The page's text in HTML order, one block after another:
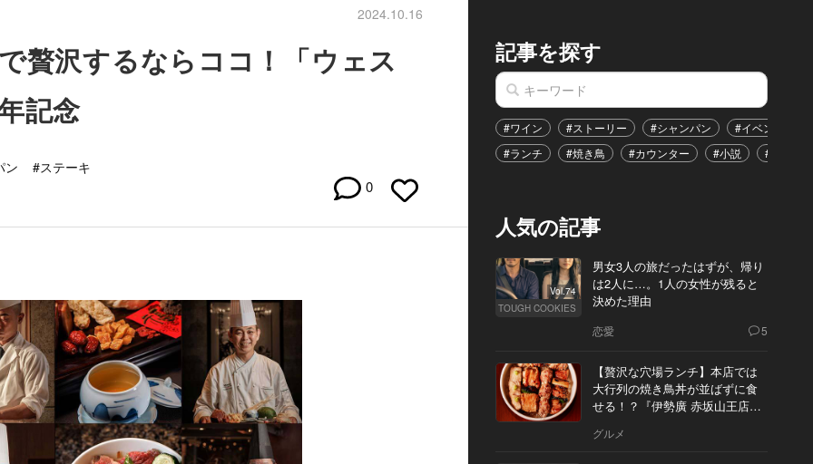
2024.10.16
贅沢するならココ！「ウェス
記念
ン #ステーキ
0
記事を探す
#ワイン #ストーリー #シャンパン #イベント
#ランチ
#焼き鳥 #カウンター #小説 #恋愛
人気の記事
Vol.74
TOUGH COOKIES
男女3人の旅だったはずが、帰り
は2人に…。1人の女性が残ると
決めた理由
恋愛 5
【贅沢な穴場ランチ】本店では
大行列の焼き鳥丼が並ばずに食
せる！？『伊勢廣 赤坂山王店』
グルメ